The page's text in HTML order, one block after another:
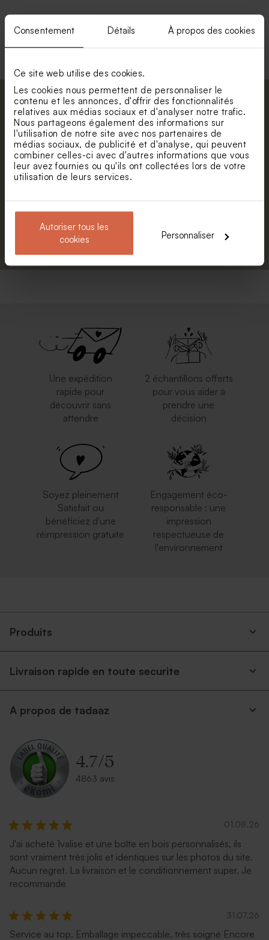
Consentement Détails À propos des cookies
Ce site web utilise des cookies.
Les cookies nous permettent de personnaliser le
contenu et les annonces, d'offrir des fonctionnalités
relatives aux médias sociaux et d'analyser notre trafic.
Nous partageons également des informations sur
l'utilisation de notre site avec nos partenaires de
médias sociaux, de publicité et d'analyse, qui peuvent
combiner celles-ci avec d'autres informations que vous
leur avez fournies ou qu'ils ont collectées lors de votre
utilisation de leurs services.
Autoriser tous les
cookies
Personnaliser
Valisette personnalisable Valisette carte du monde
Voir +
Abonnez-vous à la newsletter et restez
informé. Petite surprise : bénéficiez de 5%
de réduction.
Prénom
E-mail
Une expédition
rapide pour
découvrir sans
attendre
2 échantillons offerts
pour vous aider à
prendre une
décision
Soyez pleinement
Satisfait ou
bénéficiez d'une
réimpression gratuite
Engagement éco-
responsable : une
impression
respectueuse de
l'environnement
Produits
Livraison rapide en toute securite
A propos de tadaaz
4.7/5
4863 avis
01.08.26
J'ai acheté 1valise et une boîte en bois personnalisés, ils
sont vraiment très jolis et identiques sur les photos du site.
Aucun regret. La livraison et le conditionnement super. Je
recommande
31.07.26
Service au top. Emballage impeccable, très soigné Encore